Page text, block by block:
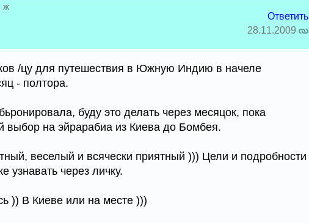
ж
Ответить
28.11.2009
/цу для путешествия в Южную Индию в начеле
- полтора.
буду это делать через месяцок, пока
выбор на эйрарабиа из Киева до Бомбея.
веселый и всячески приятный ))) Цели и подробности
узнавать через личку.
)) В Киеве или на месте )))